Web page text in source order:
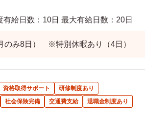
給日数：10日 最大有給日数：20日
のみ8日） ※特別休暇あり（4日）
資格取得サポート
研修制度あり
社会保険完備 交通費支給 退職金制度あり